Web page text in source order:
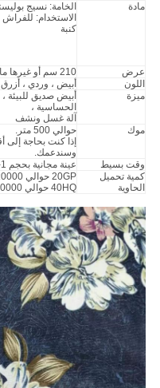
مادة
الخامة: نسيج بوليستر
الاستخدام: للفراش
كنبة
عرض
210 سم أو غيرها ما تحتاج إليه.عرض maxmium حوالي 230 سم
اللون
أبيض ، وردي ،
ميزة
أبيض صديق للبيئة
الحساسية ،
آلة غسل ونشف
موك
حوالي 500 متر.
وسندعمك.
وقت بسيط
عينة مجانية بحجم 1-2 متر وتستغرق العينة حوالي 1-2 أيام
كمية تحميل
الحاوية
20GP حوالي 20000 متر
40HQ حوالي 60000 متر